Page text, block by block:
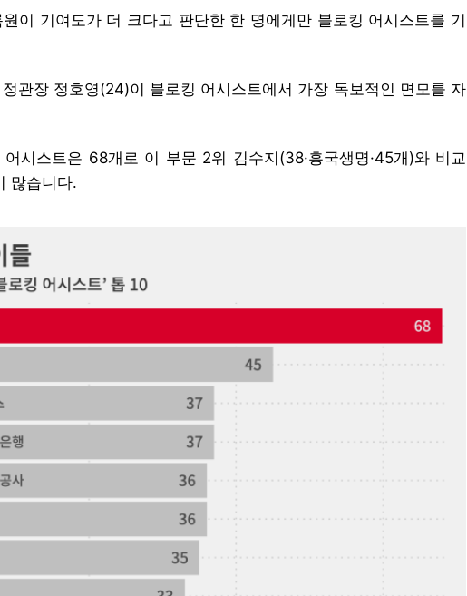
이 기여도가 더 크다고 판단한 한 명에게만 블로킹 어시스트를 기
관장 정호영(24)이 블로킹 어시스트에서 가장 독보적인 면모를 자
시스트은 68개로 이 부문 2위 김수지(38·흥국생명·45개)와 비교
많습니다.